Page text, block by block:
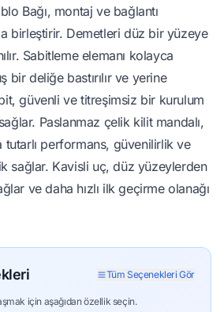
Bağı, montaj ve bağlantı
birleştirir. Demetleri düz bir yüzeye
Sabitleme elemanı kolayca
bir deliğe bastırılır ve yerine
güvenli ve titreşimsiz bir kurulum
Paslanmaz çelik kilit mandalı,
tutarlı performans, güvenilirlik ve
sağlar. Kavisli uç, düz yüzeylerden
ve daha hızlı ilk geçirme olanağı
Tüm Seçenekleri Gör
için aşağıdan özellik seçin.